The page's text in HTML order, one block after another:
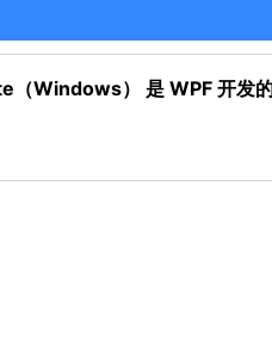
Windows） 是 WPF 开发